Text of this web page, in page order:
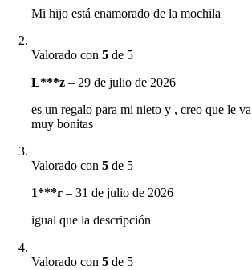
Mi hijo está enamorado de la mochila
Valorado con5 de 5
L***z– 29 de julio de 2026
es un regalo para mi nieto y , creo que le
muy bonitas
Valorado con5 de 5
1***r– 31 de julio de 2026
igual que la descripción
Valorado con5 de 5